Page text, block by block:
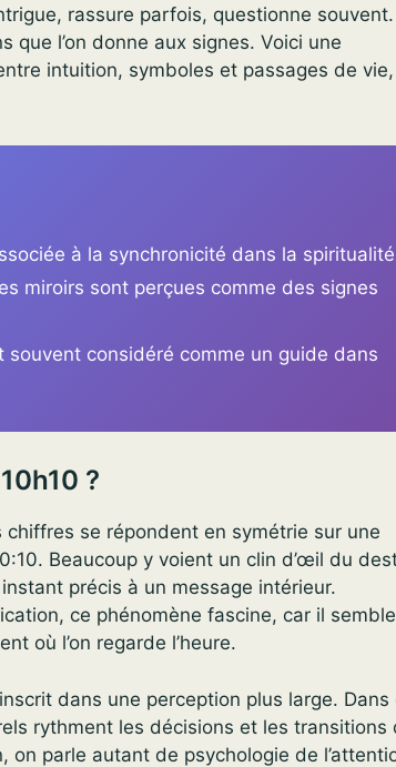
rassure parfois, questionne souvent.
que l’on donne aux signes. Voici une
intuition, symboles et passages de vie,
à la synchronicité dans la
miroirs sont perçues comme des signes
souvent considéré comme un guide dans
?
chiffres se répondent en symétrie sur une
Beaucoup y voient un clin d’œil du
précis à un message intérieur.
ce phénomène fascine, car il semble
où l’on regarde l’heure.
dans une perception plus large. Dans
rythment les décisions et les transitions
on parle autant de psychologie de